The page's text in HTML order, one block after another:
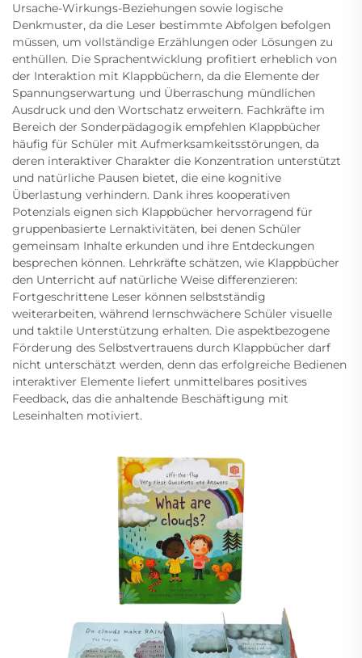
Ursache-Wirkungs-Beziehungen sowie logische
Denkmuster, da die Leser bestimmte Abfolgen befolgen
müssen, um vollständige Erzählungen oder Lösungen zu
enthüllen. Die Sprachentwicklung profitiert erheblich von
der Interaktion mit Klappbüchern, da die Elemente der
Spannungserwartung und Überraschung mündlichen
Ausdruck und den Wortschatz erweitern. Fachkräfte im
Bereich der Sonderpädagogik empfehlen Klappbücher
häufig für Schüler mit Aufmerksamkeitsstörungen, da
deren interaktiver Charakter die Konzentration unterstützt
und natürliche Pausen bietet, die eine kognitive
Überlastung verhindern. Dank ihres kooperativen
Potenzials eignen sich Klappbücher hervorragend für
gruppenbasierte Lernaktivitäten, bei denen Schüler
gemeinsam Inhalte erkunden und ihre Entdeckungen
besprechen können. Lehrkräfte schätzen, wie Klappbücher
den Unterricht auf natürliche Weise differenzieren:
Fortgeschrittene Leser können selbstständig
weiterarbeiten, während lernschwächere Schüler visuelle
und taktile Unterstützung erhalten. Die aspektbezogene
Förderung des Selbstvertrauens durch Klappbücher darf
nicht unterschätzt werden, denn das erfolgreiche Bedienen
interaktiver Elemente liefert unmittelbares positives
Feedback, das die anhaltende Beschäftigung mit
Leseinhalten motiviert.